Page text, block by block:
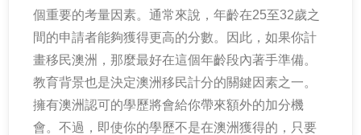
個重要的考量因素。通常來說，年齡在25至32歲之
間的申請者能夠獲得更高的分數。因此，如果你計
畫移民澳洲，那麼最好在這個年齡段內著手準備。
教育背景也是決定澳洲移民計分的關鍵因素之一。
擁有澳洲認可的學歷將會給你帶來額外的加分機
會。不過，即使你的學歷不是在澳洲獲得的，只要